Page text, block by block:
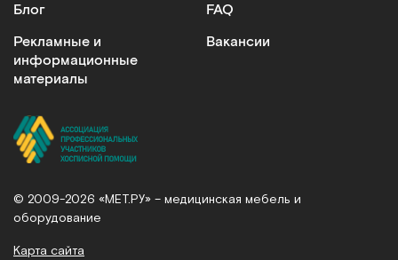
Блог
Рекламные и
информационные
материалы
FAQ
Вакансии
© 2009-2026 «МЕТ.РУ» – медицинская мебель и
оборудование
Карта сайта